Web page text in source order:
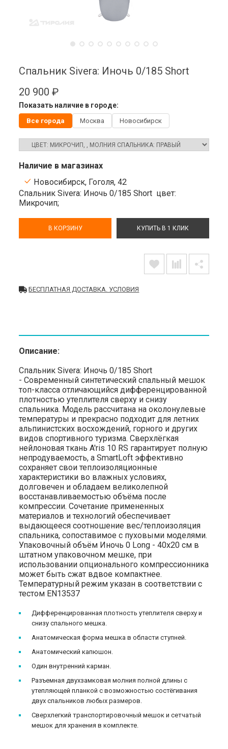
Спальник Sivera: Иночь 0/185 Short
20 900 ₽
Показать наличие в городе:
Все города Москва Новосибирск
Наличие в магазинах
Новосибирск, Гоголя, 42
Спальник Sivera: Иночь 0/185 Short цвет:
Микрочип;
В КОРЗИНУ КУПИТЬ В 1 КЛИК
БЕСПЛАТНАЯ ДОСТАВКА. УСЛОВИЯ
Описание:
Спальник Sivera: Иночь 0/185 Short
- Современный синтетический спальный мешок
топ-класса отличающийся дифференцированной
плотностью утеплителя сверху и снизу
спальника. Модель рассчитана на околонулевые
температуры и прекрасно подходит для летних
альпинистских восхождений, горного и других
видов спортивного туризма. Сверхлёгкая
нейлоновая ткань A'ris 10 RS гарантирует полную
непродуваемость, а SmartLoft эффективно
сохраняет свои теплоизоляционные
характеристики во влажных условиях,
долговечен и обладаем великолепной
восстанавливаемостью объёма после
компрессии. Сочетание примененных
материалов и технологий обеспечивает
выдающееся соотношение вес/теплоизоляция
спальника, сопоставимое с пуховыми моделями.
Упаковочный объём Иночь 0 Long - 40x20 см в
штатном упаковочном мешке, при
использовании опционального компрессионника
может быть сжат вдвое компактнее.
Температурный режим указан в соответствии с
тестом EN13537
Дифференцированная плотность утеплителя сверху и
снизу спального мешка.
Анатомическая форма мешка в области ступней.
Анатомический капюшон.
Один внутренний карман.
Разъемная двухзамковая молния полной длины с
утепляющей планкой с возможностью состёгивания
двух спальников любых размеров.
Сверхлегкий транспортировочный мешок и сетчатый
мешок для хранения в комплекте.